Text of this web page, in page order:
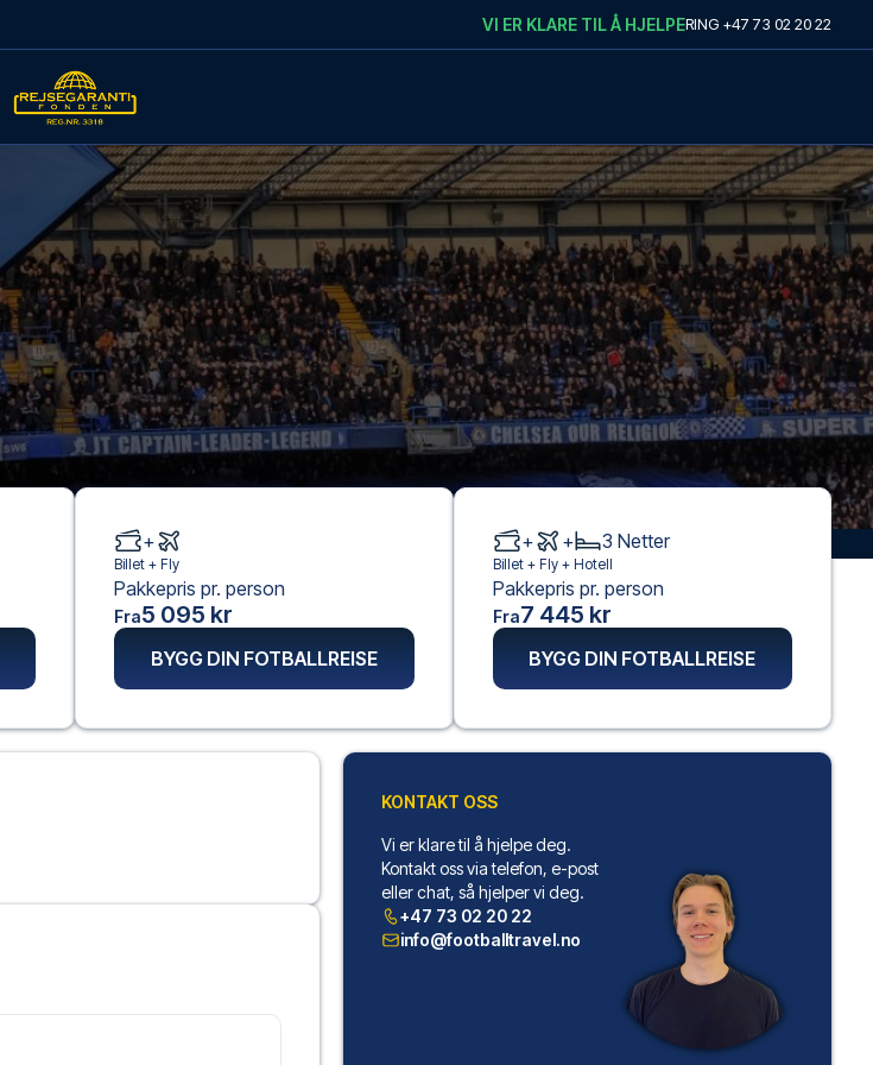
VI ER KLARE TIL Å HJELPERING +47 73 02 20 22
+
Billet + Fly
Pakkepris pr. person
Fra5 095 kr
BYGG DIN FOTBALLREISE
+ + 3 Netter
Billet + Fly+ Hotell
Pakkepris pr. person
Fra7 445 kr
BYGG DIN FOTBALLREISE
KONTAKT OSS
Vi er klare til å hjelpe deg.
Kontakt oss via telefon, e-post
eller chat, så hjelper vi deg.
+47 73 02 20 22
info@footballtravel.no